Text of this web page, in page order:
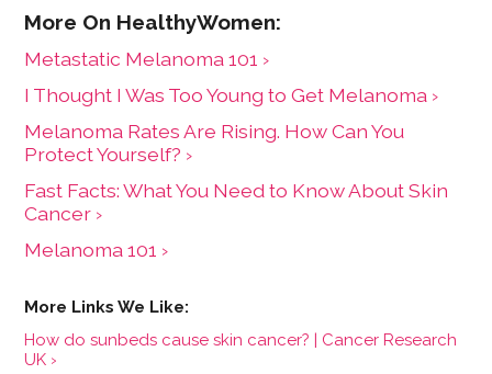
Metastatic Melanoma 101 ›
I Thought I Was Too Young to Get Melanoma ›
Melanoma Rates Are Rising. How Can You
Protect Yourself? ›
Fast Facts: What You Need to Know About Skin
Cancer ›
Melanoma 101 ›
How do sunbeds cause skin cancer? | Cancer Research
UK ›